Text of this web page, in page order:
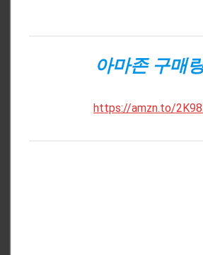
아마존 구매
https://amzn.to/